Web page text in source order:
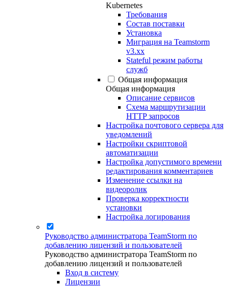
Kubernetes
Требования
Состав поставки
Установка
Миграция на Teamstorm
v3.xx
Stateful режим работы
служб
Общая информация
Общая информация
Описание сервисов
Схема маршрутизации
HTTP запросов
Настройка почтового сервера для
уведомлений
Настройки скриптовой
автоматизации
Настройка допустимого времени
редактирования комментариев
Изменение ссылки на
видеоролик
Проверка корректности
установки
Настройка логирования
Руководство администратора TeamStorm по
добавлению лицензий и пользователей
Руководство администратора TeamStorm по
добавлению лицензий и пользователей
Вход в систему
Лицензии